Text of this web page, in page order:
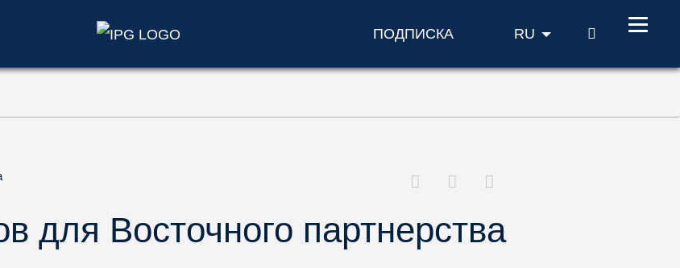
ПОДПИСКА RU ПОИСК
для Восточного партнерства